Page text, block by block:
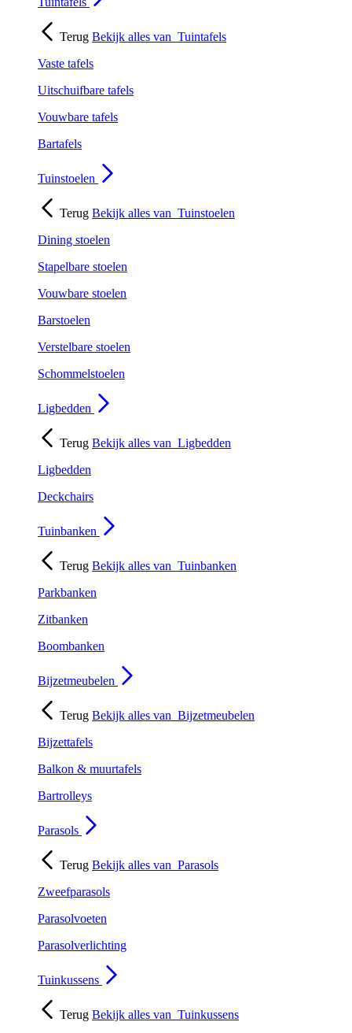
Terug Bekijk alles van Tuintafels
Vaste tafels
Uitschuifbare tafels
Vouwbare tafels
Bartafels
Tuinstoelen
Terug Bekijk alles van Tuinstoelen
Dining stoelen
Stapelbare stoelen
Vouwbare stoelen
Barstoelen
Verstelbare stoelen
Schommelstoelen
Ligbedden
Terug Bekijk alles van Ligbedden
Ligbedden
Deckchairs
Tuinbanken
Terug Bekijk alles van Tuinbanken
Parkbanken
Zitbanken
Boombanken
Bijzetmeubelen
Terug Bekijk alles van Bijzetmeubelen
Bijzettafels
Balkon & muurtafels
Bartrolleys
Parasols
Terug Bekijk alles van Parasols
Zweefparasols
Parasolvoeten
Parasolverlichting
Tuinkussens
Terug Bekijk alles van Tuinkussens